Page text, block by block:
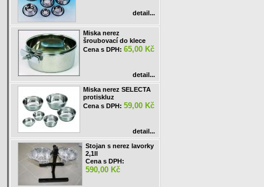
detail...
Miska nerez
šroubovací do klece
Cena s DPH: 65,00 Kč
detail...
Miska nerez SELECTA
protiskluz
Cena s DPH: 59,00 Kč
detail...
Stojan s nerez lavorky
2,1ll
Cena s DPH:
590,00 Kč